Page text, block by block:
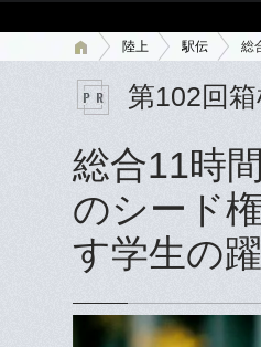
陸上 駅伝 総
第102回箱
総合11時
のシード
す学生の躍